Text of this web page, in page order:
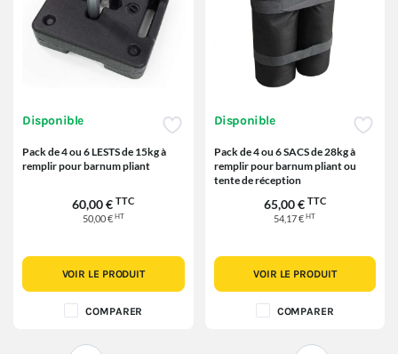
Disponible
Pack de 4 ou 6 LESTS de 15kg à
remplir pour barnum pliant
60,00 € TTC
50,00 € HT
VOIR LE PRODUIT
COMPARER
Disponible
Pack de 4 ou 6 SACS de 28kg à
remplir pour barnum pliant ou
tente de réception
65,00 € TTC
54,17 €HT
VOIR LE PRODUIT
COMPARER